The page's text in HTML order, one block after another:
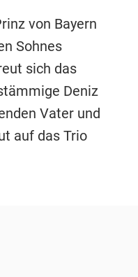
von Bayern
Sohnes
sich das
Deniz
Vater und
auf das Trio